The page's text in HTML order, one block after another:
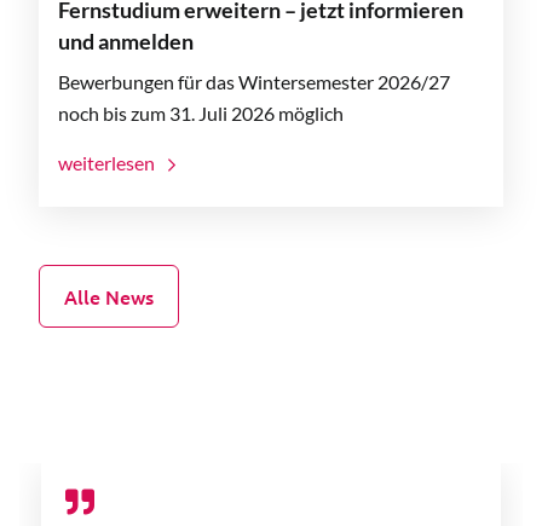
Fernstudium erweitern – jetzt informieren
und anmelden
Bewerbungen für das Wintersemester 2026/27
noch bis zum 31. Juli 2026 möglich
weiterlesen
Alle News